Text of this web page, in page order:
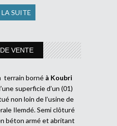
LA SUITE
VENTE
terrain borné à Koubri
superficie d’un (01)
non loin de l’usine de
Ilemdé. Semi clôturé
béton armé et abritant